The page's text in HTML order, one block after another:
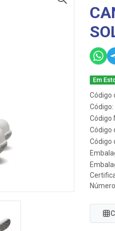
Em
Código
Código
Código
Código